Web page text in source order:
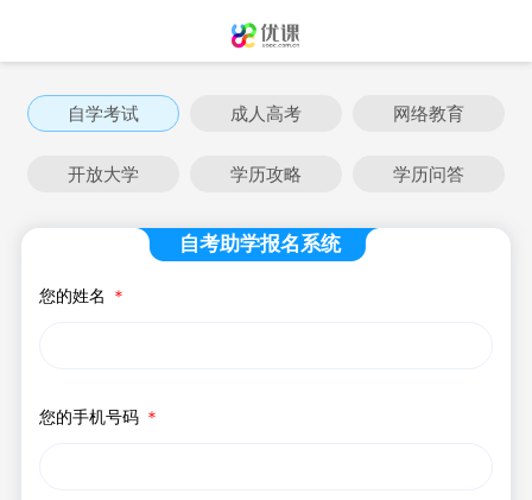
自学考试 成人高考 网络教育
开放大学 学历攻略 学历问答
自考助学报名系统
您的姓名 ＊
您的手机号码 ＊